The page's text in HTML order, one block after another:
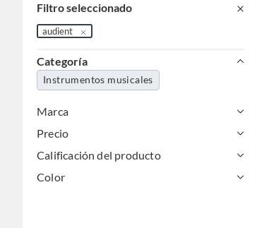
Filtro seleccionado
audient
Categoría
Instrumentos musicales
Marca
Precio
Calificación del producto
Color